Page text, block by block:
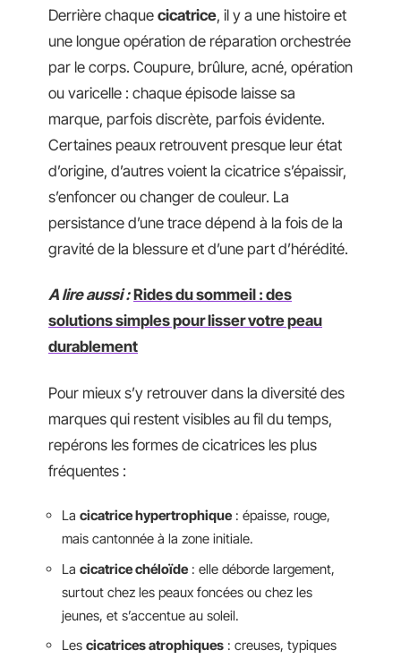
Derrière chaque cicatrice, il y a une histoire et
une longue opération de réparation orchestrée
par le corps. Coupure, brûlure, acné, opération
ou varicelle : chaque épisode laisse sa
marque, parfois discrète, parfois évidente.
Certaines peaux retrouvent presque leur état
d’origine, d’autres voient la cicatrice s’épaissir,
s’enfoncer ou changer de couleur. La
persistance d’une trace dépend à la fois de la
gravité de la blessure et d’une part d’hérédité.
A lire aussi : Rides du sommeil : des
solutions simples pour lisser votre peau
durablement
Pour mieux s’y retrouver dans la diversité des
marques qui restent visibles au fil du temps,
repérons les formes de cicatrices les plus
fréquentes :
La cicatrice hypertrophique : épaisse, rouge,
mais cantonnée à la zone initiale.
La cicatrice chéloïde : elle déborde largement,
surtout chez les peaux foncées ou chez les
jeunes, et s’accentue au soleil.
Les cicatrices atrophiques : creuses, typiques